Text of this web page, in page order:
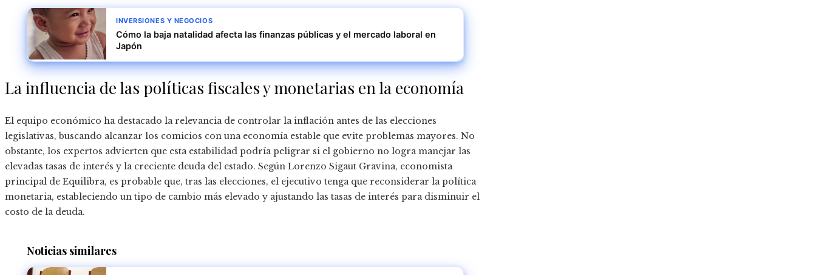
INVERSIONES Y NEGOCIOS
Cómo la baja natalidad afecta las finanzas públicas y el mercado laboral en
Japón
La influencia de las políticas fiscales y monetarias en la economía
El equipo económico ha destacado la relevancia de controlar la inflación antes de las elecciones
legislativas, buscando alcanzar los comicios con una economía estable que evite problemas mayores. No
obstante, los expertos advierten que esta estabilidad podría peligrar si el gobierno no logra manejar las
elevadas tasas de interés y la creciente deuda del estado. Según Lorenzo Sigaut Gravina, economista
principal de Equilibra, es probable que, tras las elecciones, el ejecutivo tenga que reconsiderar la política
monetaria, estableciendo un tipo de cambio más elevado y ajustando las tasas de interés para disminuir el
costo de la deuda.
Noticias similares